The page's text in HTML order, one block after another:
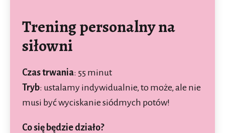
Trening personalny na
siłowni
Czas trwania: 55 minut
Tryb: ustalamy indywidualnie, to może, ale nie
musi być wyciskanie siódmych potów!
Co się będzie działo?